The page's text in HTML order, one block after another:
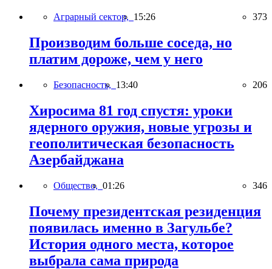
Аграрный сектор, 15:26 373
Производим больше соседа, но
платим дороже, чем у него
Безопасность, 13:40 206
Хиросима 81 год спустя: уроки
ядерного оружия, новые угрозы и
геополитическая безопасность
Азербайджана
Общество, 01:26 346
Почему президентская резиденция
появилась именно в Загульбе?
История одного места, которое
выбрала сама природа